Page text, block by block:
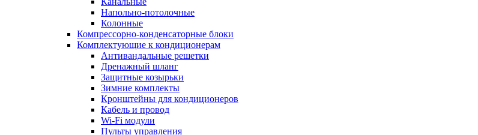
Напольно-потолочные
Колонные
Компрессорно-конденсаторные блоки
Комплектующие к кондиционерам
Антивандальные решетки
Дренажный шланг
Защитные козырьки
Зимние комплекты
Кронштейны для кондиционеров
Кабель и провод
Wi-Fi модули
Пульты управления